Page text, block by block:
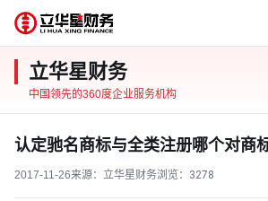
立华星财务
中国领先的360度企业服务机构
认定驰名商标与全类注册哪个对商
2017-11-26来源：立华星财务浏览： 3278